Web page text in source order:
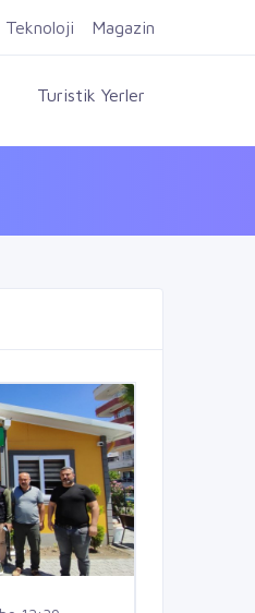
Kayıt Ol Giriş Yap
Turistik Yerler
Teknoloji Magazin